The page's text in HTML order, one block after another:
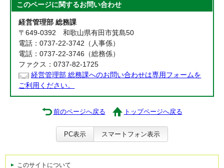
このページに関するお問い合わせ
経営管理部 総務課
〒649-0392 和歌山県有田市箕島50
電話：0737-22-3742（人事係）
電話：0737-22-3746（総務係）
ファクス：0737-82-1725
経営管理部 総務課へのお問い合わせは専用フォームを
ご利用ください。
前のページへ戻る トップページへ戻る
PC表示 スマートフォン表示
このサイトについて